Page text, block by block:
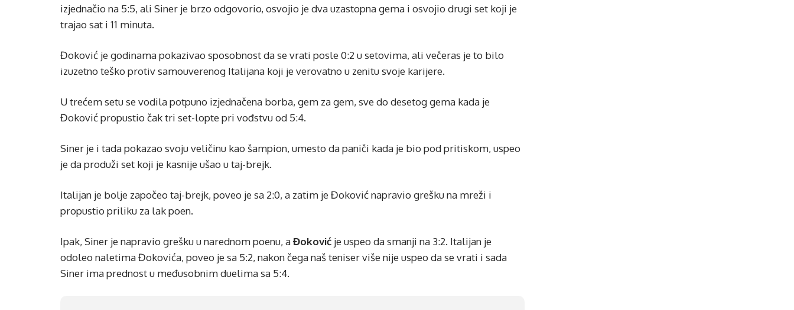
izjednačio na 5:5, ali Siner je brzo odgovorio, osvojio je dva uzastopna gema i osvojio drugi set koji je
trajao sat i 11 minuta.
Đoković je godinama pokazivao sposobnost da se vrati posle 0:2 u setovima, ali večeras je to bilo
izuzetno teško protiv samouverenog Italijana koji je verovatno u zenitu svoje karijere.
U trećem setu se vodila potpuno izjednačena borba, gem za gem, sve do desetog gema kada je
Đoković propustio čak tri set-lopte pri vođstvu od 5:4.
Siner je i tada pokazao svoju veličinu kao šampion, umesto da paniči kada je bio pod pritiskom, uspeo
je da produži set koji je kasnije ušao u taj-brejk.
Italijan je bolje započeo taj-brejk, poveo je sa 2:0, a zatim je Đoković napravio grešku na mreži i
propustio priliku za lak poen.
Ipak, Siner je napravio grešku u narednom poenu, aĐoković je uspeo da smanji na 3:2. Italijan je
odoleo naletima Đokovića, poveo je sa 5:2, nakon čega naš teniser više nije uspeo da se vrati i sada
Siner ima prednost u međusobnim duelima sa 5:4.